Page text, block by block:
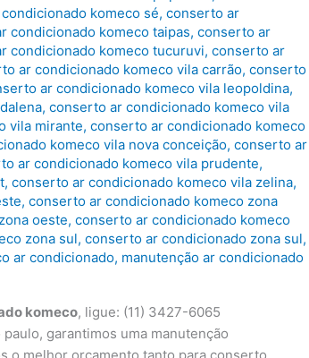
komeco sé,conserto ar
condicionado komeco taipas,conserto ar
condicionado komeco tucuruvi,conserto ar
ar condicionado komeco vila carrão,conserto
ar condicionado komeco vila leopoldina,
,conserto ar condicionado komeco vila
vila mirante,conserto ar condicionado komeco
komeco vila nova conceição,conserto ar
ar condicionado komeco vila prudente,
,conserto ar condicionado komeco vila zelina,
,conserto ar condicionado komeco zona
oeste,conserto ar condicionado komeco
zona sul,conserto ar condicionado zona sul,
ar condicionado, manutenção ar condicionado
komeco, ligue: (11) 3427-6065
garantimos uma manutenção